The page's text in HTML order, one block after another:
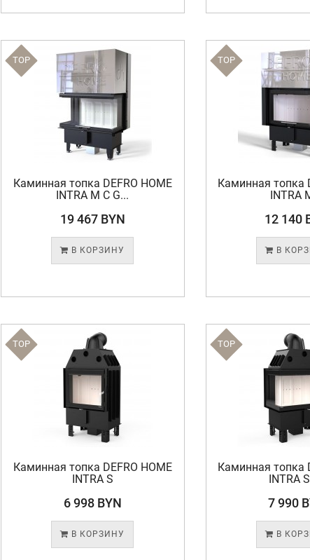
TOP
Каминная топка DEFRO HOME
INTRA M C G...
19 467 BYN
В КОРЗИНУ
TOP
Каминная топка
INTRA
12 140
В
TOP
Каминная топка DEFRO HOME
INTRA S
6 998 BYN
В КОРЗИНУ
TOP
Каминная топка
INTRA
7 990
В